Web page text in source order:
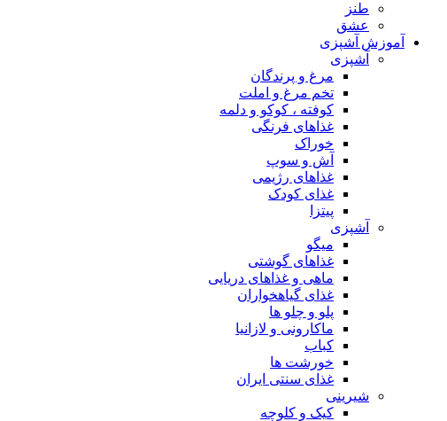
طنز
عشق
آموزش آشپزی
آشپزی
مرغ و پرندگان
تخم مرغ و املت
کوفته ، کوکو و دلمه
غذاهای فرنگی
خوراک
آش و سوپ
غذاهای رژیمی
غذای کودک
پیتزا
آشپزی
میگو
غذاهای گوشتی
ماهی و غذاهای دریایی
غذای گیاهخواران
پلو و چلو ها
ماکارونی و لازانیا
کباب
خورشت ها
غذای سنتی ایران
شیرینی
کیک و کلوچه